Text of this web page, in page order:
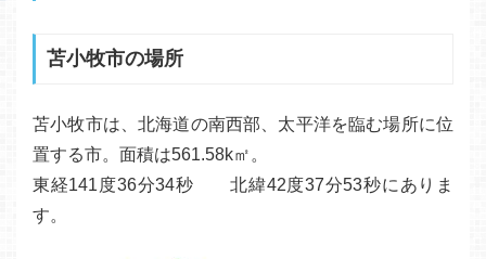
苫小牧市の場所
苫小牧市は、北海道の南西部、太平洋を臨む場所に位
置する市。面積は561.58k㎡。
東経141度36分34秒 北緯42度37分53秒にありま
す。